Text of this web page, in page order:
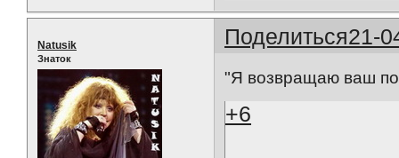
Поделиться21-
Natusik
Знаток
"Я возвращаю ваш
+6